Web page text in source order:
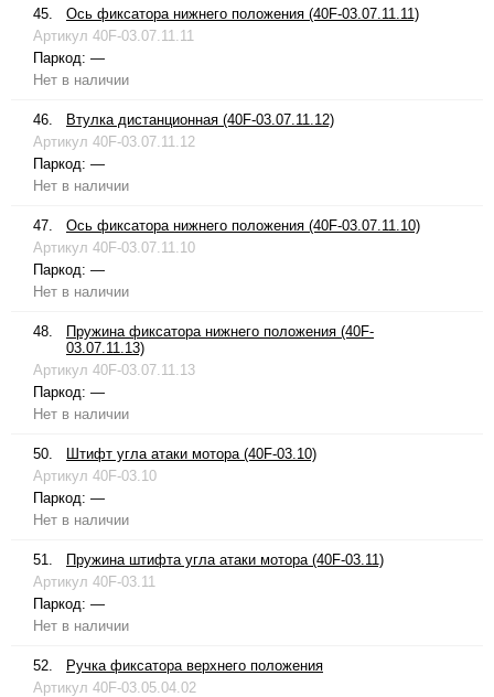
45.
Ось фиксатора нижнего положения (40F-03.07.11.11)
Артикул 40F-03.07.11.11
Паркод: —
Нет в наличии
46.
Втулка дистанционная (40F-03.07.11.12)
Артикул 40F-03.07.11.12
Паркод: —
Нет в наличии
47.
Ось фиксатора нижнего положения (40F-03.07.11.10)
Артикул 40F-03.07.11.10
Паркод: —
Нет в наличии
48.
Пружина фиксатора нижнего положения (40F-
03.07.11.13)
Артикул 40F-03.07.11.13
Паркод: —
Нет в наличии
50.
Штифт угла атаки мотора (40F-03.10)
Артикул 40F-03.10
Паркод: —
Нет в наличии
51.
Пружина штифта угла атаки мотора (40F-03.11)
Артикул 40F-03.11
Паркод: —
Нет в наличии
52.
Ручка фиксатора верхнего положения
Артикул 40F-03.05.04.02